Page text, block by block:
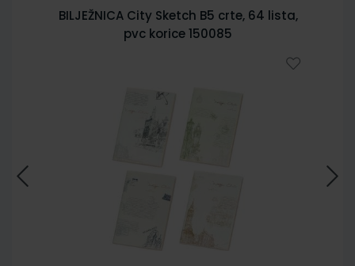
BILJEŽNICA City Sketch B5 crte, 64 lista,
pvc korice 150085